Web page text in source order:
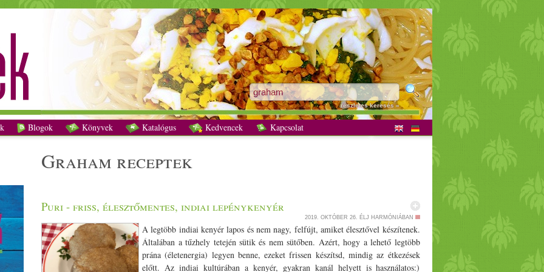
graham receptek - Vegetáriánus receptek
részletes keresés »
Blogok Könyvek Katalógus Kedvencek Kapcsolat
graham receptek
Puri - friss, élesztőmentes, indiai lepénykenyér
2019. OKTÓBER 26. ÉLJ HARMÓNIÁBAN
A legtöbb indiai kenyér lapos és nem nagy, felfújt, amiket élesztővel készítenek.
Általában a tűzhely tetején sütik és nem sütőben. Azért, hogy a lehető legtöbb
prána (életenergia) legyen benne, ezeket frissen készítsd, mindig az étkezések
előtt. Az indiai kultúrában a kenyér, gyakran kanál helyett is használatos:)